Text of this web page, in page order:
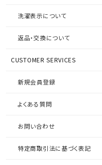
洗濯表示について
返品・交換について
CUSTOMER SERVICES
新規会員登録
よくある質問
お問い合わせ
特定商取引法に基づく表記